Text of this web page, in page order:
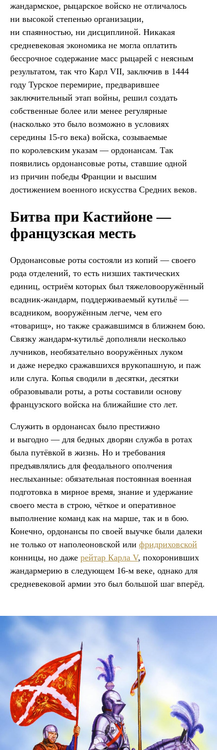
жандармское, рыцарское войско не отличалось
ни высокой степенью организации,
ни спаянностью, ни дисциплиной. Никакая
средневековая экономика не могла оплатить
бессрочное содержание масс рыцарей с неясным
результатом, так что Карл VII, заключив в 1444
году Турское перемирие, предварившее
заключительный этап войны, решил создать
собственные более или менее регулярные
(насколько это было возможно в условиях
середины 15-го века) войска, созываемые
по королевским указам — ордонансам. Так
появились ордонансовые роты, ставшие одной
из причин победы Франции и высшим
достижением военного искусства Средних веков.
Битва при Кастийоне —
французская месть
Ордонансовые роты состояли из копий — своего
рода отделений, то есть низших тактических
единиц, остриём которых был тяжеловооружённый
всадник-жандарм, поддерживаемый кутильё —
всадником, вооружённым легче, чем его
«товарищ», но также сражавшимся в ближнем бою.
Связку жандарм-кутильё дополняли несколько
лучников, необязательно вооружённых луком
и даже нередко сражавшихся врукопашную, и паж
или слуга. Копья сводили в десятки, десятки
образовывали роты, а роты составили основу
французского войска на ближайшие сто лет.
Служить в ордонансах было престижно
и выгодно — для бедных дворян служба в ротах
была путёвкой в жизнь. Но и требования
предъявлялись для феодального ополчения
неслыханные: обязательная постоянная военная
подготовка в мирное время, знание и удержание
своего места в строю, чёткое и оперативное
выполнение команд как на марше, так и в бою.
Конечно, ордонансы по своей выучке были далеки
не только от наполеоновской или фридриховской
конницы, но даже рейтар Карла V, похоронивших
жандармерию в следующем 16-м веке, однако для
средневековой армии это был большой шаг вперёд.